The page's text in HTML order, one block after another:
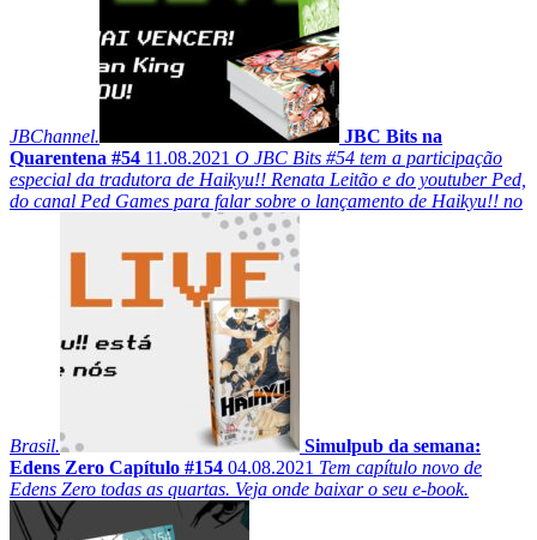
JBChannel.
JBC Bits na
Quarentena #54 11.08.2021 O JBC Bits #54 tem a participação
especial da tradutora de Haikyu!! Renata Leitão e do youtuber Ped,
do canal Ped Games para falar sobre o lançamento de Haikyu!! no
Brasil.
Simulpub da semana:
Edens Zero Capítulo #154 04.08.2021 Tem capítulo novo de
Edens Zero todas as quartas. Veja onde baixar o seu e-book.